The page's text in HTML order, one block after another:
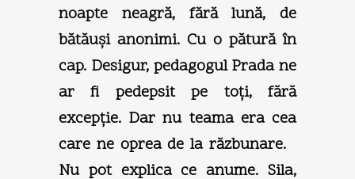
noapte neagră, fără lună, de
bătăuşi anonimi. Cu o pătură în
cap. Desigur, pedagogul Prada ne
ar fi pedepsit pe toţi, fără
excepţie. Dar nu teama era cea
care ne oprea de la răzbunare.
Nu pot explica ce anume. Sila,